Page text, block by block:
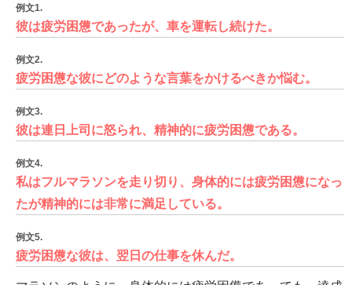
例文1.
彼は疲労困憊であったが、車を運転し続けた。
例文2.
疲労困憊な彼にどのような言葉をかけるべきか悩む。
例文3.
彼は連日上司に怒られ、精神的に疲労困憊である。
例文4.
私はフルマラソンを走り切り、身体的には疲労困憊になっ
たが精神的には非常に満足している。
例文5.
疲労困憊な彼は、翌日の仕事を休んだ。